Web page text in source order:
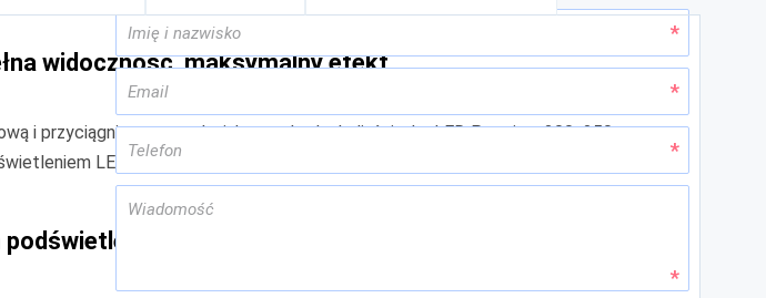
widoczność, maksymalny efekt
i przyciągnie uwagę z każdego zakątka hali, ścianka LED Premium 200x250 cm
LED tworzy nośnik reklamy, który na pewno nie zostanie przeoczony.